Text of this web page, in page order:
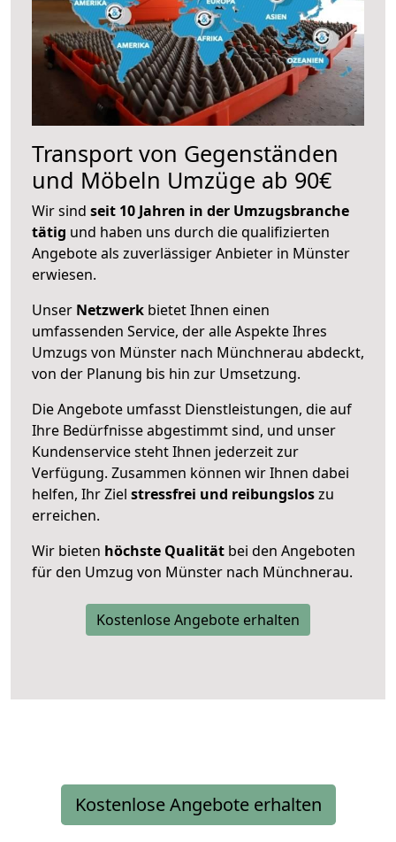
Transport von Gegenständen
und Möbeln Umzüge ab 90€
Wir sind seit 10 Jahren in der Umzugsbranche
tätig und haben uns durch die qualifizierten
Angebote als zuverlässiger Anbieter in Münster
erwiesen.
Unser Netzwerk bietet Ihnen einen
umfassenden Service, der alle Aspekte Ihres
Umzugs von Münster nach Münchnerau abdeckt,
von der Planung bis hin zur Umsetzung.
Die Angebote umfasst Dienstleistungen, die auf
Ihre Bedürfnisse abgestimmt sind, und unser
Kundenservice steht Ihnen jederzeit zur
Verfügung. Zusammen können wir Ihnen dabei
helfen, Ihr Ziel stressfrei und reibungsloszu
erreichen.
Wir bieten höchste Qualität bei den Angeboten
für den Umzug von Münster nach Münchnerau.
Kostenlose Angebote erhalten
Kostenlose Angebote erhalten